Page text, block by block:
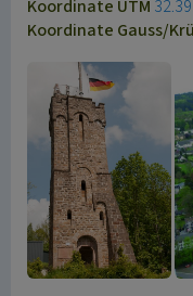
Koordinate UTM
Koordinate Gauss/